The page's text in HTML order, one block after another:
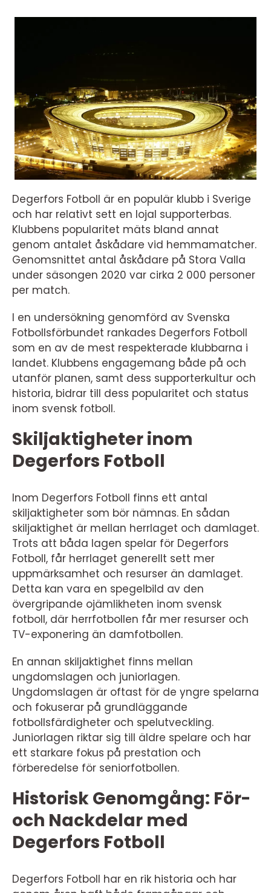
Degerfors Fotboll är en populär klubb i Sverige
och har relativt sett en lojal supporterbas.
Klubbens popularitet mäts bland annat
genom antalet åskådare vid hemmamatcher.
Genomsnittet antal åskådare på Stora Valla
under säsongen 2020 var cirka 2 000 personer
per match.
I en undersökning genomförd av Svenska
Fotbollsförbundet rankades Degerfors Fotboll
som en av de mest respekterade klubbarna i
landet. Klubbens engagemang både på och
utanför planen, samt dess supporterkultur och
historia, bidrar till dess popularitet och status
inom svensk fotboll.
Skiljaktigheter inom
Degerfors Fotboll
Inom Degerfors Fotboll finns ett antal
skiljaktigheter som bör nämnas. En sådan
skiljaktighet är mellan herrlaget och damlaget.
Trots att båda lagen spelar för Degerfors
Fotboll, får herrlaget generellt sett mer
uppmärksamhet och resurser än damlaget.
Detta kan vara en spegelbild av den
övergripande ojämlikheten inom svensk
fotboll, där herrfotbollen får mer resurser och
TV-exponering än damfotbollen.
En annan skiljaktighet finns mellan
ungdomslagen och juniorlagen.
Ungdomslagen är oftast för de yngre spelarna
och fokuserar på grundläggande
fotbollsfärdigheter och spelutveckling.
Juniorlagen riktar sig till äldre spelare och har
ett starkare fokus på prestation och
förberedelse för seniorfotbollen.
Historisk Genomgång: För-
och Nackdelar med
Degerfors Fotboll
Degerfors Fotboll har en rik historia och har